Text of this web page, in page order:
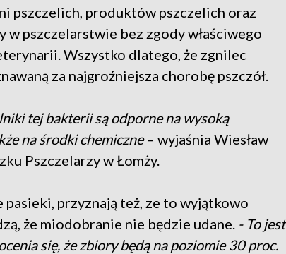
pszczelich, produktów pszczelich oraz
w pszczelarstwie bez zgody właściwego
Wszystko dlatego, że zgnilec
za najgroźniejsza chorobę pszczół.
tej bakterii są odporne na wysoką
na środki chemiczne– wyjaśnia Wiesław
Pszczelarzy w Łomży.
pasieki, przyznają też, ze to wyjątkowo
że miodobranie nie będzie udane. - To jest
się, że zbiory będą na poziomie 30 proc.